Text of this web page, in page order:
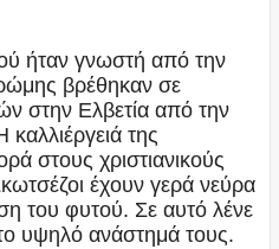
ήταν γνωστή από την
βρέθηκαν σε
στην Ελβετία από την
της
στους χριστιανικούς
έχουν γερά νεύρα
του φυτού. Σε αυτό λένε
υψηλό ανάστημά τους.